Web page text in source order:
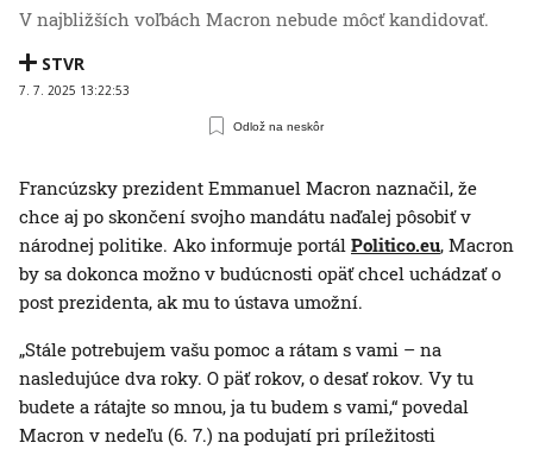
V najbližších voľbách Macron nebude môcť kandidovať.
STVR
7. 7. 2025 13:22:53
Odlož na neskôr
Francúzsky prezident Emmanuel Macron naznačil, že
chce aj po skončení svojho mandátu naďalej pôsobiť v
národnej politike. Ako informuje portál Politico.eu, Macron
by sa dokonca možno v budúcnosti opäť chcel uchádzať o
post prezidenta, ak mu to ústava umožní.
„Stále potrebujem vašu pomoc a rátam s vami – na
nasledujúce dva roky. O päť rokov, o desať rokov. Vy tu
budete a rátajte so mnou, ja tu budem s vami,“ povedal
Macron v nedeľu (6. 7.) na podujatí pri príležitosti